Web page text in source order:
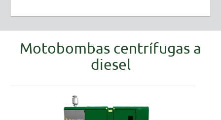
Motobombas centrífugas a
diesel